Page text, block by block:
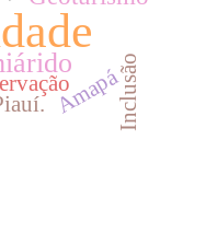
AmapáInclusão